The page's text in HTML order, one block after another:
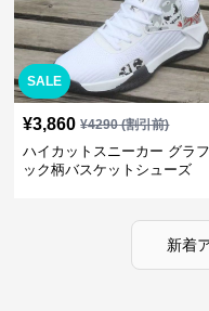
SALE
¥3,860 ¥4290(割引前)
ハイカットスニーカー グラ
ック柄バスケットシューズ
新着